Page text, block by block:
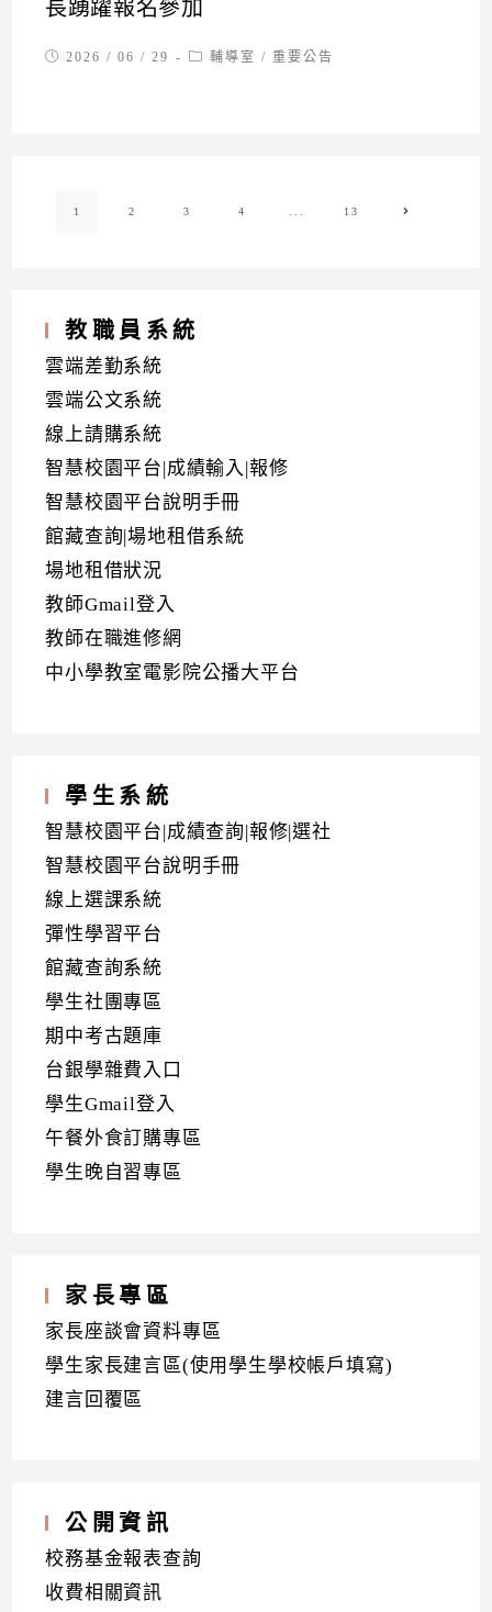
長踴躍報名參加
Post2026 / 06 / 29
Post輔導室 / 重要公告
1 2 3 4 13 Go to the
教職員系統
雲端差勤系統
雲端公文系統
線上請購系統
智慧校園平台|成績輸入|報修
智慧校園平台說明手冊
館藏查詢|場地租借系統
場地租借狀況
教師Gmail登入
教師在職進修網
中小學教室電影院公播大平台
學生系統
智慧校園平台|成績查詢|報修|選社
智慧校園平台說明手冊
線上選課系統
彈性學習平台
館藏查詢系統
學生社團專區
期中考古題庫
台銀學雜費入口
學生Gmail登入
午餐外食訂購專區
學生晚自習專區
家長專區
家長座談會資料專區
學生家長建言區(使用學生學校帳戶填寫)
建言回覆區
公開資訊
校務基金報表查詢
收費相關資訊